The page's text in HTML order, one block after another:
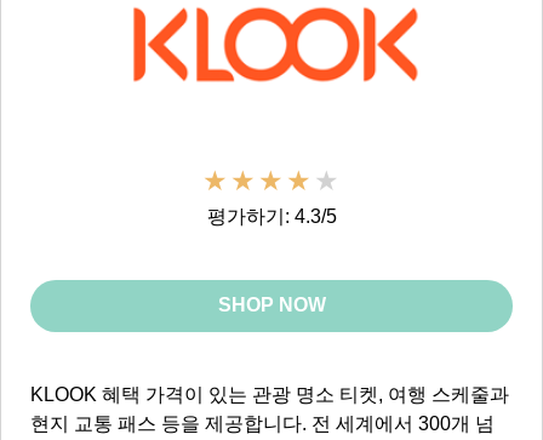
평가하기: 4.3/5
SHOP NOW
KLOOK 혜택 가격이 있는 관광 명소 티켓, 여행 스케줄과
현지 교통 패스 등을 제공합니다. 전 세계에서 300개 넘